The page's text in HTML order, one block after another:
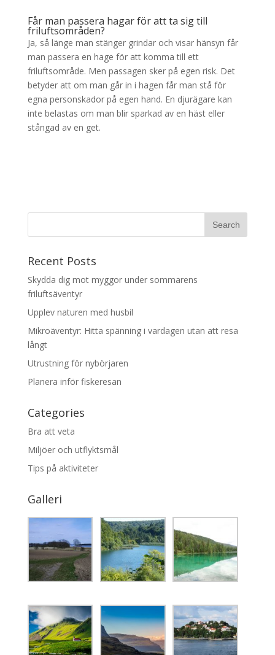
Får man passera hagar för att ta sig till
friluftsområden?
Ja, så länge man stänger grindar och visar hänsyn får
man passera en hage för att komma till ett
friluftsområde. Men passagen sker på egen risk. Det
betyder att om man går in i hagen får man stå för
egna personskador på egen hand. En djurägare kan
inte belastas om man blir sparkad av en häst eller
stångad av en get.
Recent Posts
Skydda dig mot myggor under sommarens
friluftsäventyr
Upplev naturen med husbil
Mikroäventyr: Hitta spänning i vardagen utan att resa
långt
Utrustning för nybörjaren
Planera inför fiskeresan
Categories
Bra att veta
Miljöer och utflyktsmål
Tips på aktiviteter
Galleri